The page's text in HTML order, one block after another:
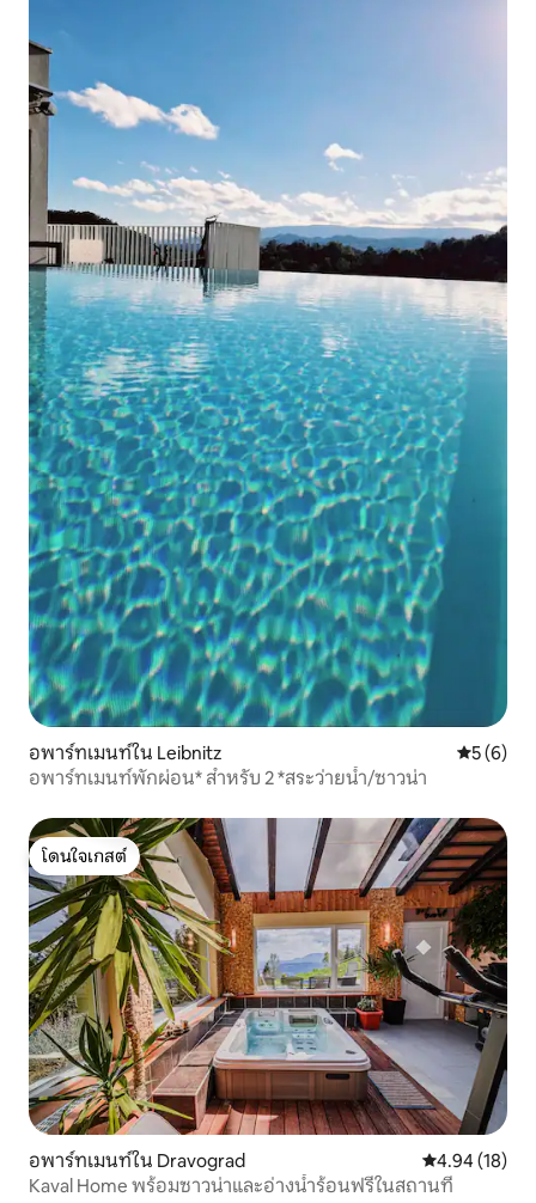
อพาร์ทเมนท์ใน Leibnitz คะแนนเฉ
5 (6)
อพาร์ทเมนท์พักผ่อน* สำหรับ 2 *สระว่ายน้ำ/ซาวน่า
โดนใจเกสต์
โดนใจเกสต์
อพาร์ทเมนท์ใน Dravograd คะแนนเฉลี่ย
4.94 (18)
Kaval Home พร้อมซาวน่าและอ่างน้ำร้อนฟรีในสถานที่